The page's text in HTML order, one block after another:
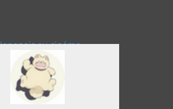
au cinéma
Actus (TV, vidéo, web)